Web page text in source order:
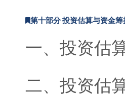
第十部分 投资估算与资金筹
一、投资估
二、投资估